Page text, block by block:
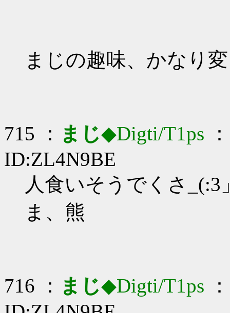
まじの趣味、かなり
715 ： まじ◆Digti/T1ps
ID:ZL4N9BE
人食いそうでくさ_(:3
ま、熊
716 ： まじ◆Digti/T1ps